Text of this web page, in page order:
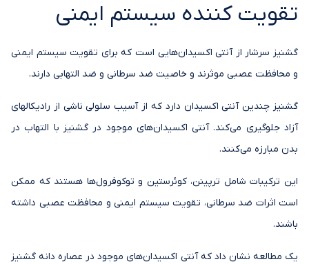
تقویت کننده سیستم ایمنی
گشنیز سرشار از آنتی اکسیدان‌هایی است که برای تقویت سیستم ایمنی
و محافظت عصبی موثرند و خاصیت ضد سرطانی و ضد التهابی دارند.
گشنیز چندین آنتی اکسیدان دارد که از آسیب سلولی ناشی از رادیکالهای
آزاد جلوگیری می‌کند. آنتی اکسیدان‌های موجود در گشنیز با التهاب در
بدن مبارزه می‌کنند.
این ترکیبات شامل ترپینن، کوئرستین و توکوفرول‌ها هستند که ممکن
است اثرات ضد سرطانی، تقویت سیستم ایمنی و محافظت عصبی داشته
باشند.
یک مطالعه نشان داد که آنتی اکسیدان‌های موجود در عصاره دانه گشنیز